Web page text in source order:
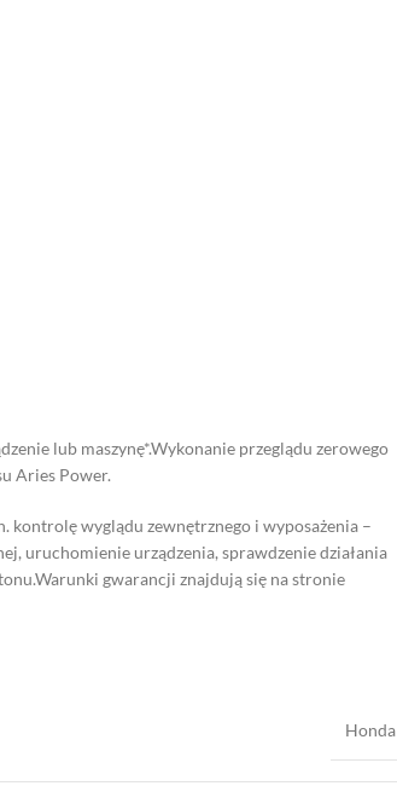
lub maszynę*.Wykonanie przeglądu zerowego
Aries Power.
kontrolę wyglądu zewnętrznego i wyposażenia –
uruchomienie urządzenia, sprawdzenie działania
gwarancji znajdują się na stronie
Honda